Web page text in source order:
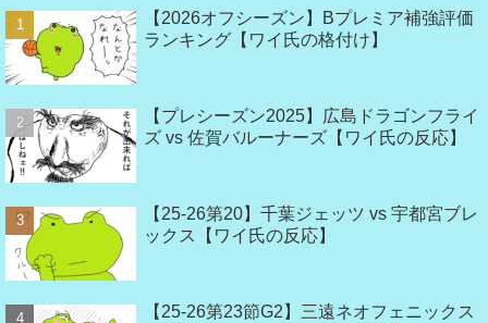
【2026オフシーズン】Bプレミア補強評価
ランキング【ワイ氏の格付け】
【プレシーズン2025】広島ドラゴンフライ
ズ vs 佐賀バルーナーズ【ワイ氏の反応】
【25-26第20】千葉ジェッツ vs 宇都宮ブレ
ックス【ワイ氏の反応】
【25-26第23節G2】三遠ネオフェニックス